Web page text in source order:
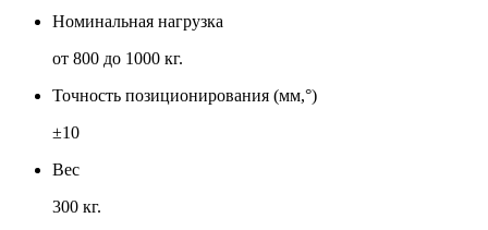
Номинальная нагрузка
от 800 до 1000 кг.
Точность позиционирования (мм,°)
±10
Вес
300 кг.